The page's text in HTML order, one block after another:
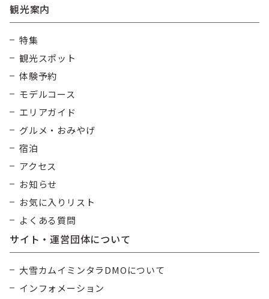
観光案内
特集
観光スポット
体験予約
モデルコース
エリアガイド
グルメ・おみやげ
宿泊
アクセス
お知らせ
お気に入りリスト
よくある質問
サイト・運営団体について
大雪カムイミンタラDMOについて
インフォメーション